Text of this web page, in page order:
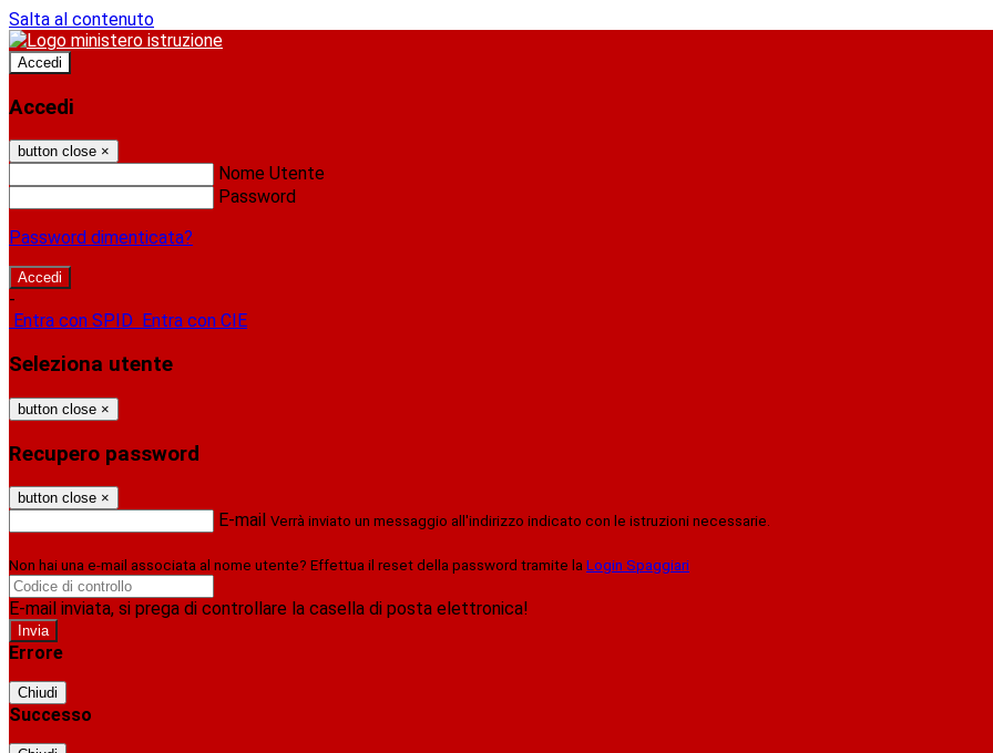
Salta al contenuto
Accedi
Accedi
button close ×
Nome Utente
Password
Password dimenticata?
-
Entra con SPID Entra con CIE
Seleziona utente
button close ×
Recupero password
button close ×
E-mail Verrà inviato un messaggio all'indirizzo indicato con le istruzioni necessarie.
Non hai una e-mail associata al nome utente? Effettua il reset della password tramite la Login Spaggiari
E-mail inviata, si prega di controllare la casella di posta elettronica!
Errore
Chiudi
Successo